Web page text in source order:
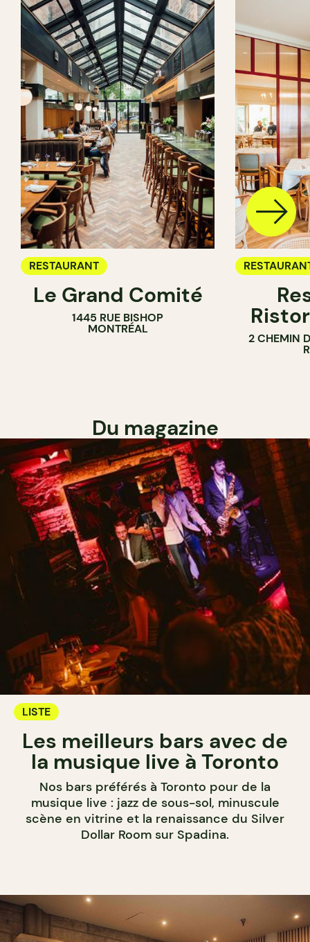
RESTAURANT
Le Grand Comité
1445 RUE BISHOP
MONTRÉAL
2 CHEMIN
Du magazine
LISTE
Les meilleurs bars avec de
la musique live à Toronto
Nos bars préférés à Toronto pour de la
musique live : jazz de sous-sol, minuscule
scène en vitrine et la renaissance du Silver
Dollar Room sur Spadina.